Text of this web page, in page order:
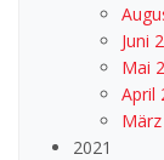
Juni
Mai
April
2021